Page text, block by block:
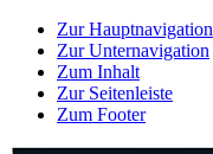
Zur Hauptnavigation
Zur Unternavigation
Zum Inhalt
Zur Seitenleiste
Zum Footer